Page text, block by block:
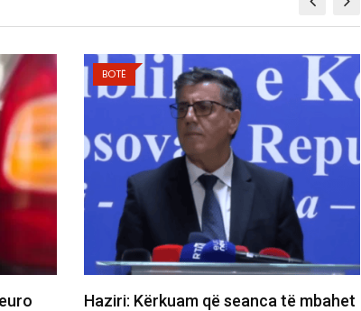
BOTË
Gruda paralajmëron ndryshime te